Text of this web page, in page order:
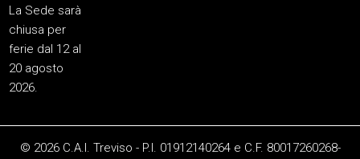
La Sede sarà
chiusa per
ferie dal 12 al
20 agosto
2026.
© 2026 C.A.I. Treviso - P.I. 01912140264 e C.F. 80017260268-